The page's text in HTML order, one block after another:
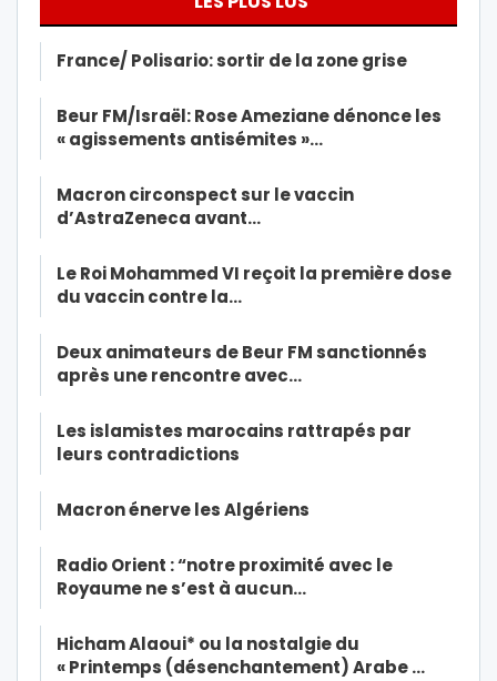
France/ Polisario: sortir de la zone grise
Beur FM/Israël: Rose Ameziane dénonce les
« agissements antisémites »…
Macron circonspect sur le vaccin
d’AstraZeneca avant…
Le Roi Mohammed VI reçoit la première dose
du vaccin contre la…
Deux animateurs de Beur FM sanctionnés
après une rencontre avec…
Les islamistes marocains rattrapés par
leurs contradictions
Macron énerve les Algériens
Radio Orient : “notre proximité avec le
Royaume ne s’est à aucun…
Hicham Alaoui* ou la nostalgie du
« Printemps (désenchantement) Arabe …